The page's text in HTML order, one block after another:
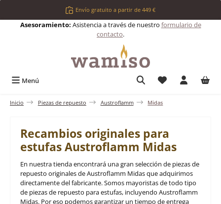
Saltar al contenido principalEnvío gratuito a partir de 449 €
Asesoramiento: Asistencia a través de nuestro formulario de
contacto.
Menú Tienes 0
Inicio Piezas de repuesto Austroflamm Midas
Recambios originales para
estufas Austroflamm Midas
En nuestra tienda encontrará una gran selección de piezas de
repuesto originales de Austroflamm Midas que adquirimos
directamente del fabricante. Somos mayoristas de todo tipo
de piezas de repuesto para estufas, incluyendo Austroflamm
Midas. Por eso podemos garantizar un tiempo de entrega